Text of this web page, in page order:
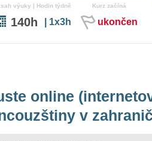
výuky | Hodin týdně
140h | 1x3h
Kurz začíná
ukončen
online
v